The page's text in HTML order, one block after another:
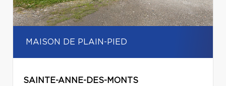
MAISON DE PLAIN-PIED
SAINTE-ANNE-DES-MONTS